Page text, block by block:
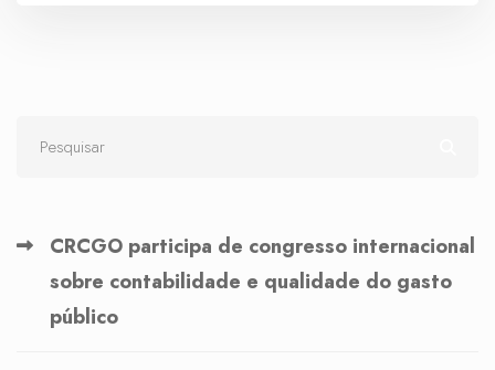
CRCGO participa de congresso internacional
sobre contabilidade e qualidade do gasto
público